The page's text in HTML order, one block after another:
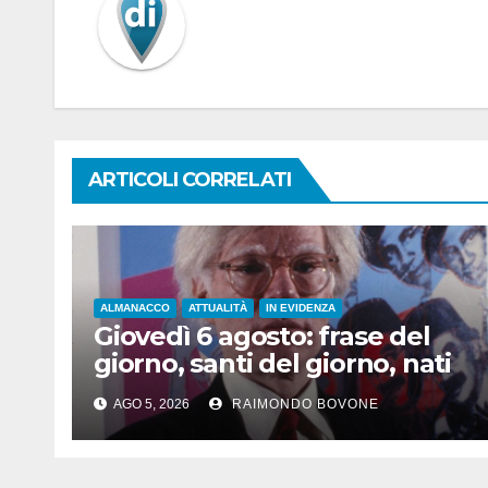
ARTICOLI CORRELATI
ALMANACCO ATTUALITÀ IN EVIDENZA
Giovedì 6 agosto: frase del
giorno, santi del giorno, nati
famosi, accadde oggi
AGO 5, 2026 RAIMONDO BOVONE